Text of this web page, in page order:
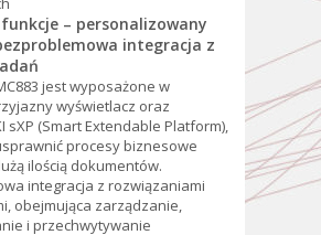
– personalizowany
integracja z
jest wyposażone w
wyświetlacz oraz
sXP (Smart Extendable Platform),
procesy biznesowe
ilością dokumentów.
integracja z rozwiązaniami
obejmująca zarządzanie,
i przechwytywanie